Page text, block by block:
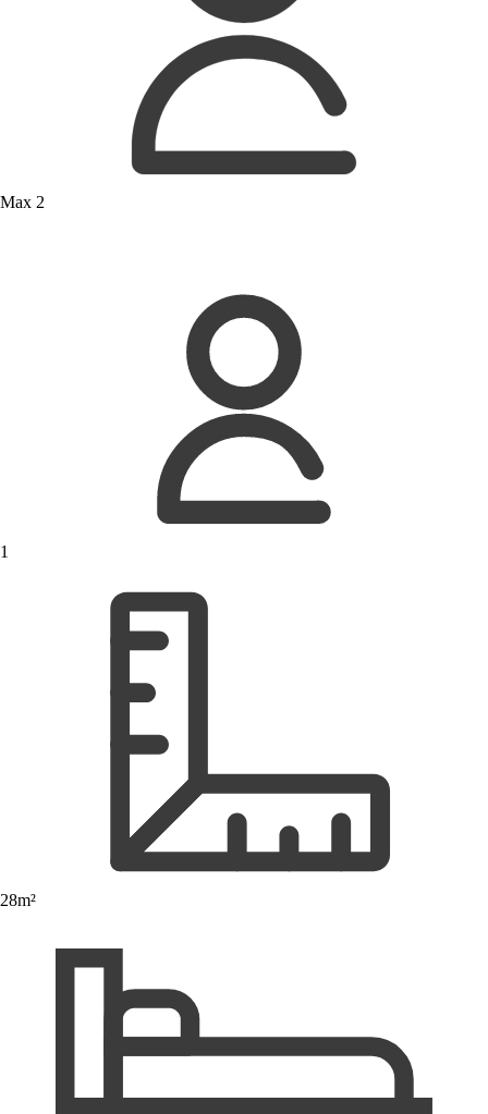
Max 2
1
28m²